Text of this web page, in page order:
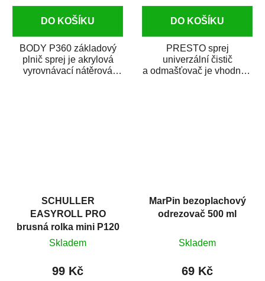
DO KOŠÍKU
BODY P360 základový
plnič sprej je akrylová
vyrovnávací nátěrová
DO KOŠÍKU
PRESTO sprej
univerzální čistič
a odmašťovač je vhodný k
SCHULLER
EASYROLL PRO
brusná rolka mini P120
Skladem
99 Kč
MarPin bezoplachový
odrezovač 500 ml
Skladem
69 Kč